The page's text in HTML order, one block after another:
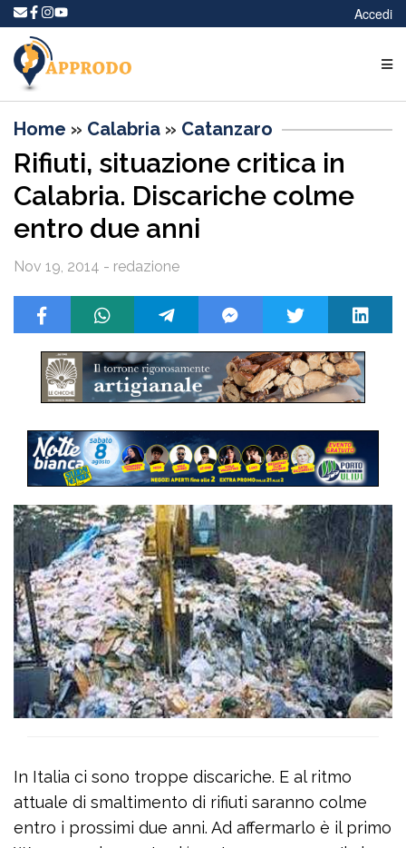
Accedi
Home » Calabria » Catanzaro
Rifiuti, situazione critica in
Calabria. Discariche colme
entro due anni
Nov 19, 2014 - redazione
In Italia ci sono troppe discariche. E al ritmo
attuale di smaltimento di rifiuti saranno colme
entro i prossimi due anni. Ad affermarlo è il primo